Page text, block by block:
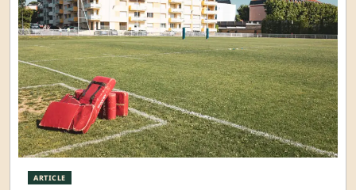
ARTICLE